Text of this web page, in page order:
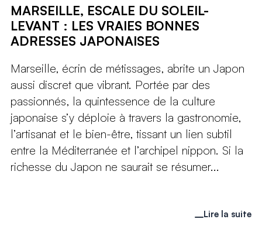
MARSEILLE, ESCALE DU SOLEIL-
LEVANT : LES VRAIES BONNES
ADRESSES JAPONAISES
Marseille, écrin de métissages, abrite un Japon
aussi discret que vibrant. Portée par des
passionnés, la quintessence de la culture
japonaise s’y déploie à travers la gastronomie,
l’artisanat et le bien-être, tissant un lien subtil
entre la Méditerranée et l’archipel nippon. Si la
richesse du Japon ne saurait se résumer...
Lire la suite